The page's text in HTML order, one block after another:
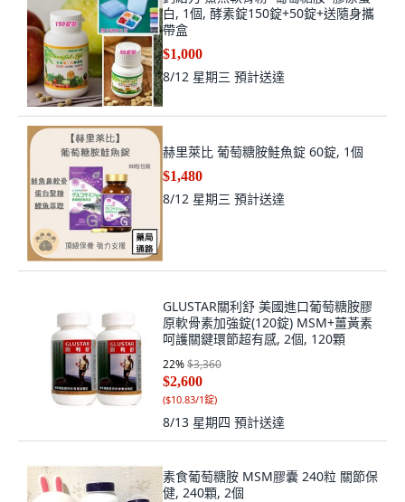
白, 1個, 酵素錠150錠+50錠+送隨身攜
帶盒
$1,000
8/12 星期三 預計送達
赫里萊比 葡萄糖胺鮭魚錠 60錠, 1個
$1,480
8/12 星期三 預計送達
GLUSTAR關利舒 美國進口葡萄糖胺膠
原軟骨素加強錠(120錠) MSM+薑黃素
呵護關鍵環節超有感, 2個, 120顆
22%$3,360
$2,600
($10.83/1錠)
8/13 星期四 預計送達
素食葡萄糖胺 MSM膠囊 240粒 關節保
健, 240顆, 2個